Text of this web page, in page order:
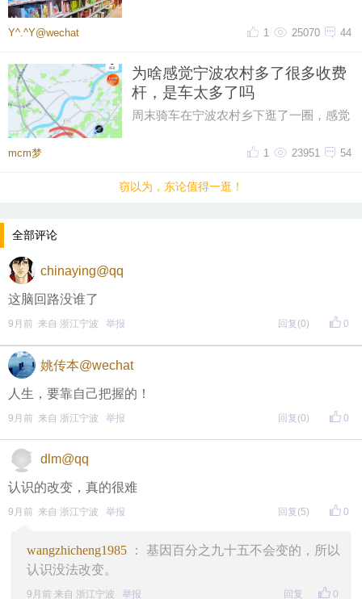
Y^.^Y@wechat 44
25070
1
为啥感觉宁波农村多了很多收费
杆，是车太多了吗
周末骑车在宁波农村乡下逛了一圈，感觉
了，感觉几乎每个村头都有收费杆
mcm梦 54
23951
1
窃以为，东论值得一逛！
全部评论
chinaying@qq
这脑回路没谁了
0
9月前 来自 浙江宁波 举报 回复 (0)
姚传本@wechat
人生，要靠自己把握的！
0
9月前 来自 浙江宁波 举报 回复 (0)
dlm@qq
认识的改变，真的很难
0
9月前 来自 浙江宁波 举报 回复 (5)
wangzhicheng1985 ： 基因百分之九十五不会变的，所以
认识没法改变。
0
9月前 来自 浙江宁波 举报 回复